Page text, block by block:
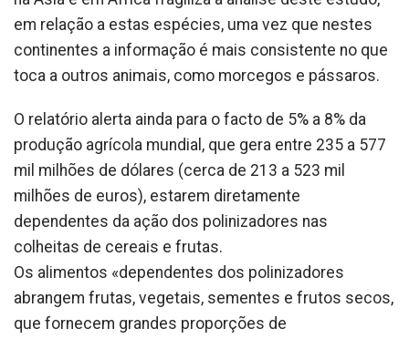
em relação a estas espécies, uma vez que nestes
continentes a informação é mais consistente no que
toca a outros animais, como morcegos e pássaros.
O relatório alerta ainda para o facto de 5% a 8% da
produção agrícola mundial, que gera entre 235 a 577
mil milhões de dólares (cerca de 213 a 523 mil
milhões de euros), estarem diretamente
dependentes da ação dos polinizadores nas
colheitas de cereais e frutas.
Os alimentos «dependentes dos polinizadores
abrangem frutas, vegetais, sementes e frutos secos,
que fornecem grandes proporções de